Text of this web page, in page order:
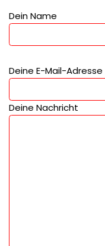
Dein Name
Deine E-Mail-Adresse
Deine Nachricht